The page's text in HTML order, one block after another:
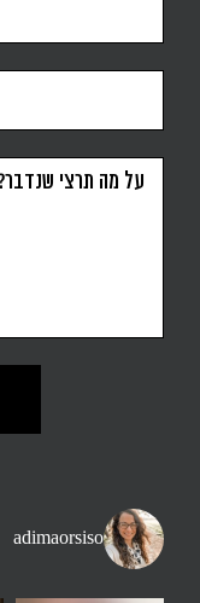
adimaorsiso